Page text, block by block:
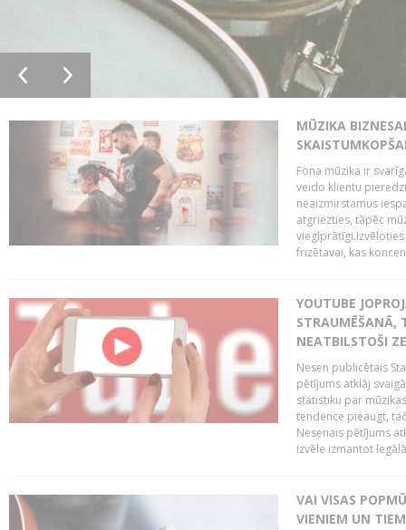
MŪZIKA
Fona mūzika ir
veido klientu
neaizmirstamus
atgriezties, tāpēc
frizētavai, kas
YOUTUBE
STRAUMĒŠANĀ,
NEATBILSTOŠI
Nesen publicētais
pētījums atklāj
statistiku par
tendence pieaugt,
Nesenais pētījums
izvēle izmantot
VAI VISAS
VIENIEM UN